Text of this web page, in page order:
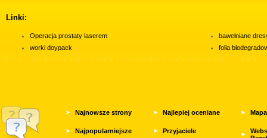
Linki:
Operacja prostaty laserem
worki doypack
bawełniane
folia
Najnowsze strony Najlepiej oceniane
Najpopularniejsze Przyjaciele